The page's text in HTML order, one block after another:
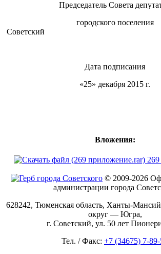
Председатель Совета
городского поселения
Советский А.Ю.
Дата подписания
«25» декабря 2015 г.
Вложения:
© 2009-2026
администрации города
628242, Тюменская область, Ханты-
округ — Югра,
г. Советский, ул. 50 лет
Тел. / Факс: +7 (34675) 7-